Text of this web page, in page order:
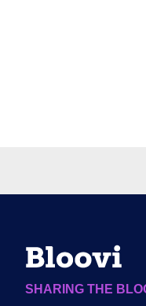
SHARING THE